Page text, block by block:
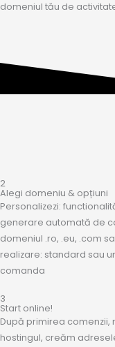
domeniul tău de
2
Alegi domeniu & opțiuni
Personalizezi:
generare automată de
domeniul .ro, .eu, .com
realizare: standard sau
comanda
3
Start online!
După primirea
hostingul, creăm